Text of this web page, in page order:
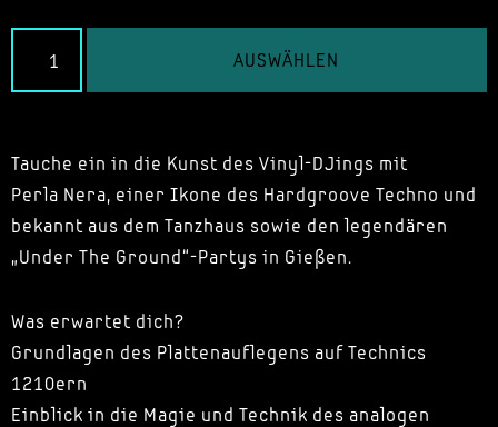
AUSWÄHLEN
Tauche ein in die Kunst des Vinyl-DJings mit
Perla Nera, einer Ikone des Hardgroove Techno und
bekannt aus dem Tanzhaus sowie den legendären
„Under The Ground“-Partys in Gießen.
Was erwartet dich?
Grundlagen des Plattenauflegens auf Technics
1210ern
Einblick in die Magie und Technik des analogen